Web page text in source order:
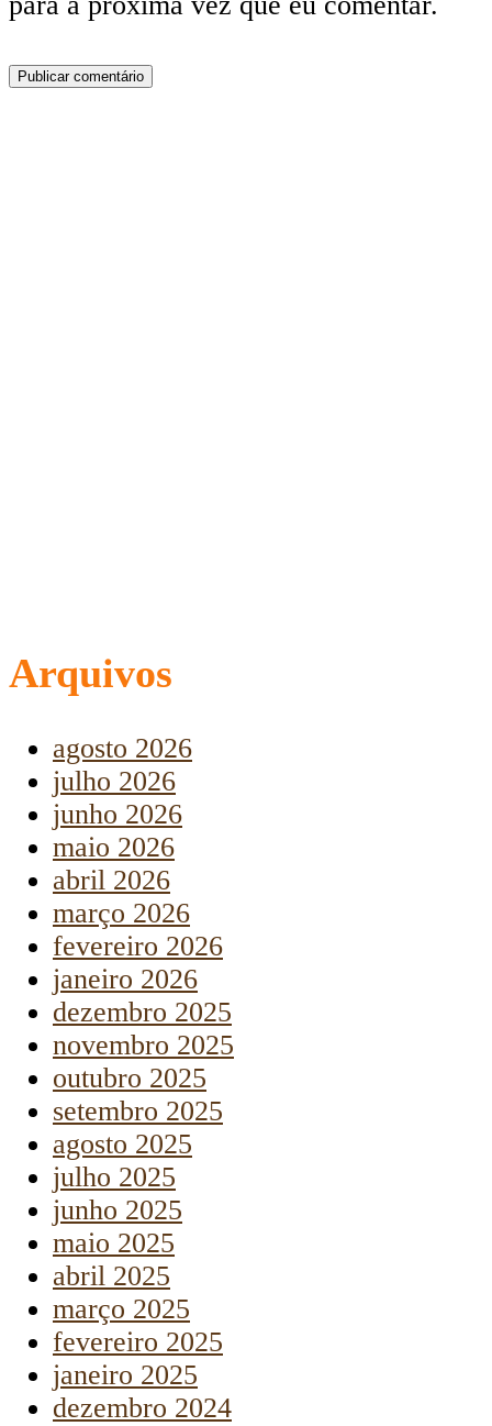
Arquivos
agosto 2026
julho 2026
junho 2026
maio 2026
abril 2026
março 2026
fevereiro 2026
janeiro 2026
dezembro 2025
novembro 2025
outubro 2025
setembro 2025
agosto 2025
julho 2025
junho 2025
maio 2025
abril 2025
março 2025
fevereiro 2025
janeiro 2025
dezembro 2024